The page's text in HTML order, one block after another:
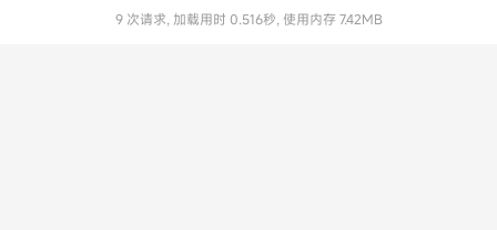
9 次请求, 加载用时 0.516秒, 使用内存 7.42MB